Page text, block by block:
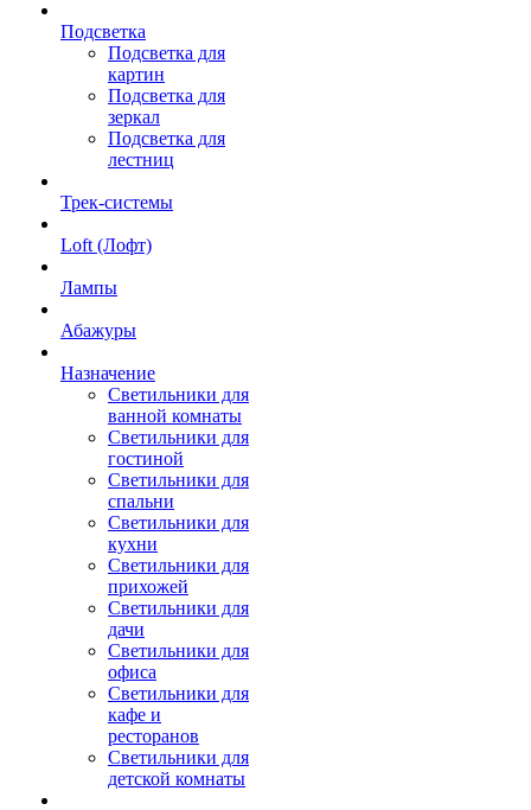
Подсветка
Подсветка для
картин
Подсветка для
зеркал
Подсветка для
лестниц
Трек-системы
Loft (Лофт)
Лампы
Абажуры
Назначение
Светильники для
ванной комнаты
Светильники для
гостиной
Светильники для
спальни
Светильники для
кухни
Светильники для
прихожей
Светильники для
дачи
Светильники для
офиса
Светильники для
кафе и
ресторанов
Светильники для
детской комнаты